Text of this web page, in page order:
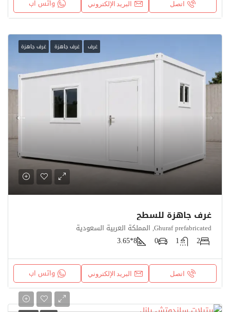
اتصل البريد الإلكتروني واتس اب
غرف غرف جاهزة غرف جاهزة
غرف جاهزة للسطح
Ghuraf prefabricated, المملكة العربية السعودية
2
1
0
8*3.65
اتصل البريد الإلكتروني واتس اب